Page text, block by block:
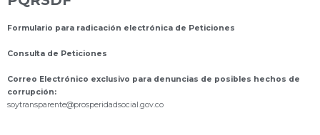
Formulario para radicación electrónica de Peticiones
Consulta de Peticiones
Correo Electrónico exclusivo para denuncias de posibles hechos de
corrupción:
soytransparente@prosperidadsocial.gov.co